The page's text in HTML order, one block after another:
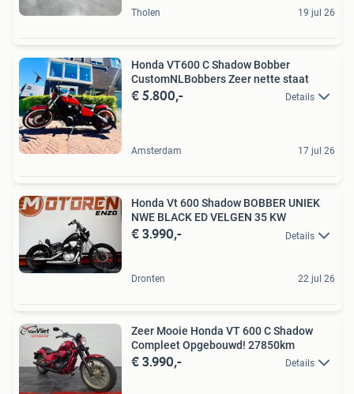
Tholen 19 jul 26
Honda VT600 C Shadow Bobber
CustomNLBobbers Zeer nette staat
€ 5.800,- Details
Amsterdam 17 jul 26
Honda Vt 600 Shadow BOBBER UNIEK
NWE BLACK ED VELGEN 35 KW
€ 3.990,- Details
Dronten 22 jul 26
Zeer Mooie Honda VT 600 C Shadow
Compleet Opgebouwd! 27850km
€ 3.990,- Details